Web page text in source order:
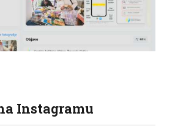
Instagramu